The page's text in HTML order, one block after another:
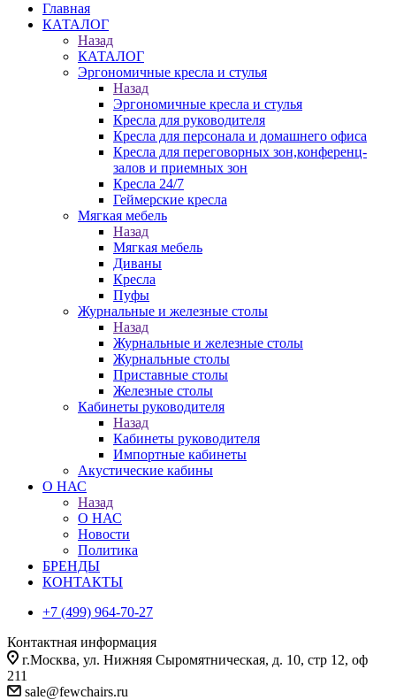
Главная
КАТАЛОГ
Назад
КАТАЛОГ
Эргономичные кресла и стулья
Назад
Эргономичные кресла и стулья
Кресла для руководителя
Кресла для персонала и домашнего офиса
Кресла для переговорных зон,конференц-
залов и приемных зон
Кресла 24/7
Геймерские кресла
Мягкая мебель
Назад
Мягкая мебель
Диваны
Кресла
Пуфы
Журнальные и железные столы
Назад
Журнальные и железные столы
Журнальные столы
Приставные столы
Железные столы
Кабинеты руководителя
Назад
Кабинеты руководителя
Импортные кабинеты
Акустические кабины
О НАС
Назад
О НАС
Новости
Политика
БРЕНДЫ
КОНТАКТЫ
+7 (499) 964-70-27
Контактная информация
г.Москва, ул. Нижняя Сыромятническая, д. 10, стр 12, оф
211
sale@fewchairs.ru